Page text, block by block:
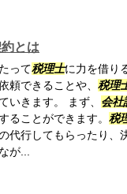
とは
って税理士に力を借り
頼できることや、 税理
いきます。 まず、 会社
ることができます。 税
代行してもらったり、
が...